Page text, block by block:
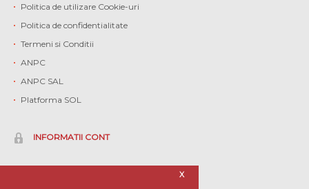
X
Politica de utilizare Cookie-uri
Politica de confidentialitate
Termeni si Conditii
ANPC
ANPC SAL
Platforma SOL
INFORMATII CONT